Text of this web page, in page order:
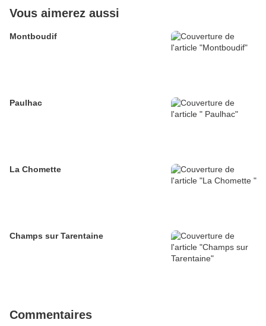
Vous aimerez aussi
Montboudif
Paulhac
La Chomette
Champs sur Tarentaine
Commentaires